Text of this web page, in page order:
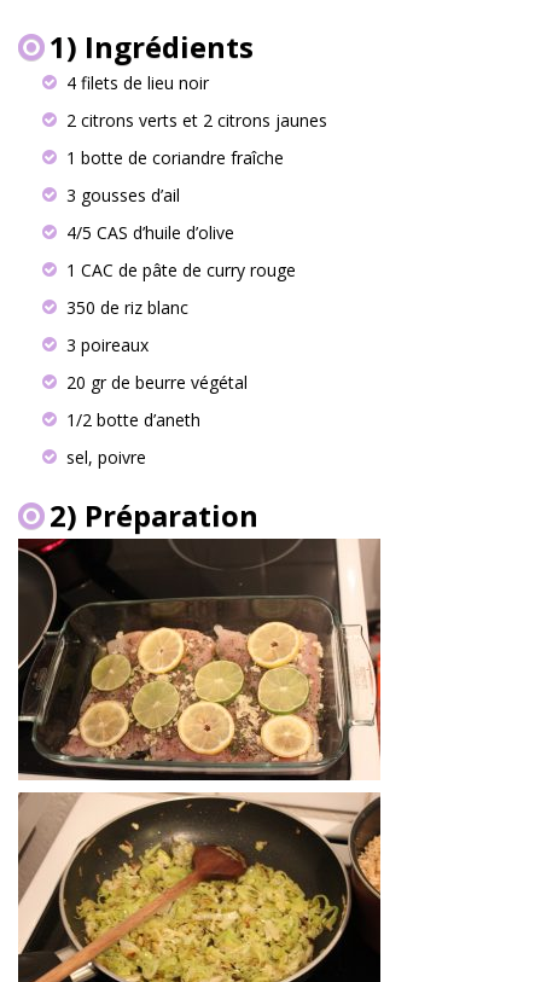
1) Ingrédients
4 filets de lieu noir
2 citrons verts et 2 citrons jaunes
1 botte de coriandre fraîche
3 gousses d’ail
4/5 CAS d’huile d’olive
1 CAC de pâte de curry rouge
350 de riz blanc
3 poireaux
20 gr de beurre végétal
1/2 botte d’aneth
sel, poivre
2) Préparation